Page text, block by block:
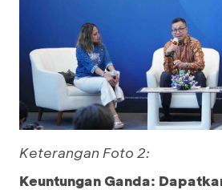
Keterangan Foto 2:
Keuntungan Ganda: